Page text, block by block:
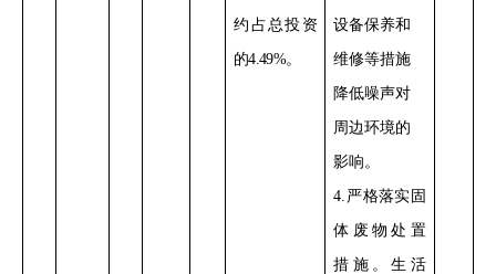
约占总投资
的4.49%。
设备保养和
维修等措施
降低噪声对
周边环境的
影响。
4. 严格落实 固
体废物处置
措施。生活